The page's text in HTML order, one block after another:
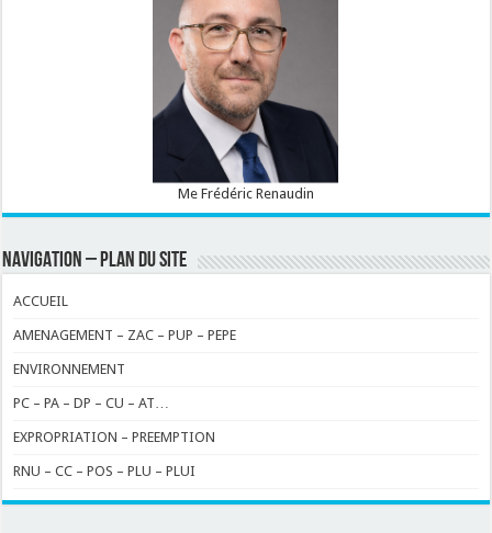
Me Frédéric Renaudin
NAVIGATION – PLAN DU SITE
ACCUEIL
AMENAGEMENT – ZAC – PUP – PEPE
ENVIRONNEMENT
PC – PA – DP – CU – AT…
EXPROPRIATION – PREEMPTION
RNU – CC – POS – PLU – PLUI